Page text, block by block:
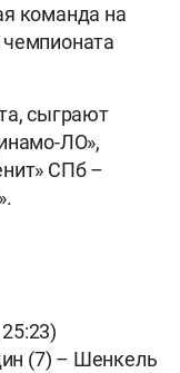
команда на
чемпионата
сыграют
ЛО»,
СПб –
(7) – Шенкель